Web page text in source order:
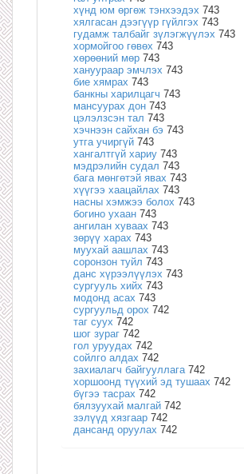
хүнд юм өргөж тэнхээдэх 743
хялгасан дээгүүр гүйлгэх 743
гудамж талбайг зүлэгжүүлэх 743
хормойгоо гөвөх 743
хөрөөний мөр 743
хануураар эмчлэх 743
бие хямрах 743
банкны харилцагч 743
мансуурах дон 743
цэлэлзсэн тал 743
хэчнээн сайхан бэ 743
утга учиргүй 743
хангалтгүй хариу 743
мэдрэлийн судал 743
бага мөнгөтэй явах 743
хүүгээ хаацайлах 743
насны хэмжээ болох 743
богино ухаан 743
ангилан хуваах 743
зөрүү харах 743
муухай аашлах 743
соронзон туйл 743
данс хүрээлүүлэх 743
сургууль хийх 743
модонд асах 743
сургуульд орох 742
таг суух 742
шог зураг 742
гол уруудах 742
сойлго алдах 742
захиалагч байгууллага 742
хоршоонд түүхий эд тушаах 742
бүгээ тасрах 742
бялзуухай малгай 742
зэлүүд хязгаар 742
дансанд оруулах 742